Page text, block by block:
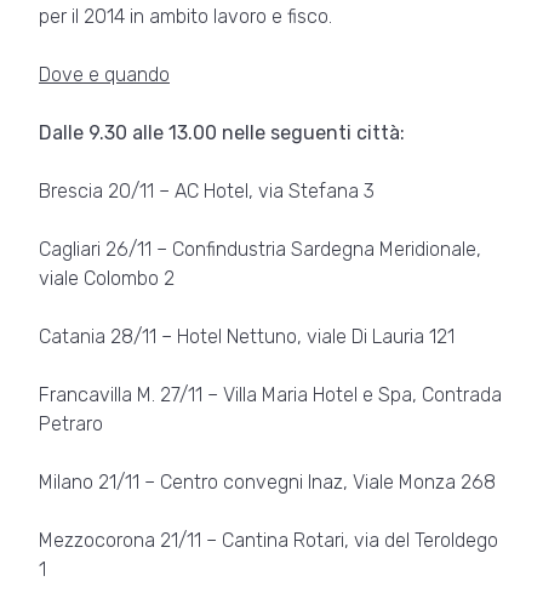
per il 2014 in ambito lavoro e fisco.
Dove e quando
Dalle 9.30 alle 13.00 nelle seguenti città:
Brescia 20/11 – AC Hotel, via Stefana 3
Cagliari 26/11 – Confindustria Sardegna Meridionale,
viale Colombo 2
Catania 28/11 – Hotel Nettuno, viale Di Lauria 121
Francavilla M. 27/11 – Villa Maria Hotel e Spa, Contrada
Petraro
Milano 21/11 – Centro convegni Inaz, Viale Monza 268
Mezzocorona 21/11 – Cantina Rotari, via del Teroldego
1